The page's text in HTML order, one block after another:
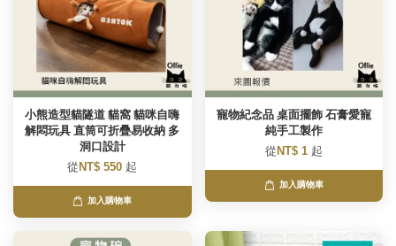
小熊造型貓隧道 貓窩 貓咪自嗨
解悶玩具 直筒可折疊易收納 多
洞口設計
從 NT$ 550 起
加入購物車
寵物紀念品 桌面擺飾 石膏愛寵
純手工製作
從 NT$ 1 起
加入購物車